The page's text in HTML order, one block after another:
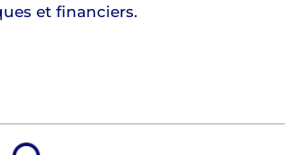
et financiers.